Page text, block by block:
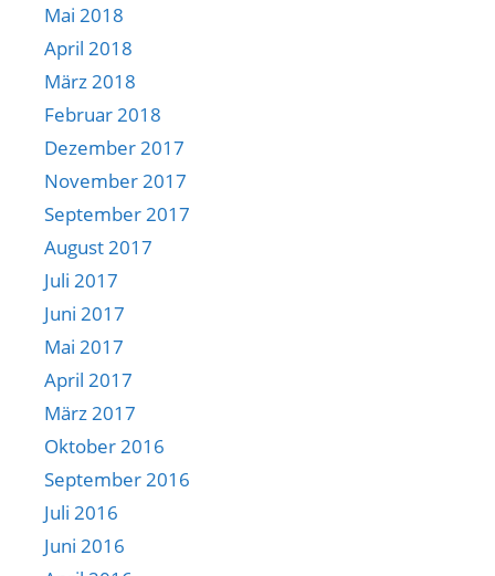
Mai 2018
April 2018
März 2018
Februar 2018
Dezember 2017
November 2017
September 2017
August 2017
Juli 2017
Juni 2017
Mai 2017
April 2017
März 2017
Oktober 2016
September 2016
Juli 2016
Juni 2016